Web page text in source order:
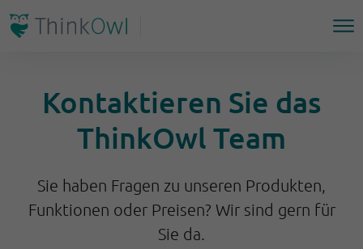
Kontaktieren Sie das
ThinkOwl Team
Sie haben Fragen zu unseren Produkten,
Funktionen oder Preisen? Wir sind gern für
Sie da.